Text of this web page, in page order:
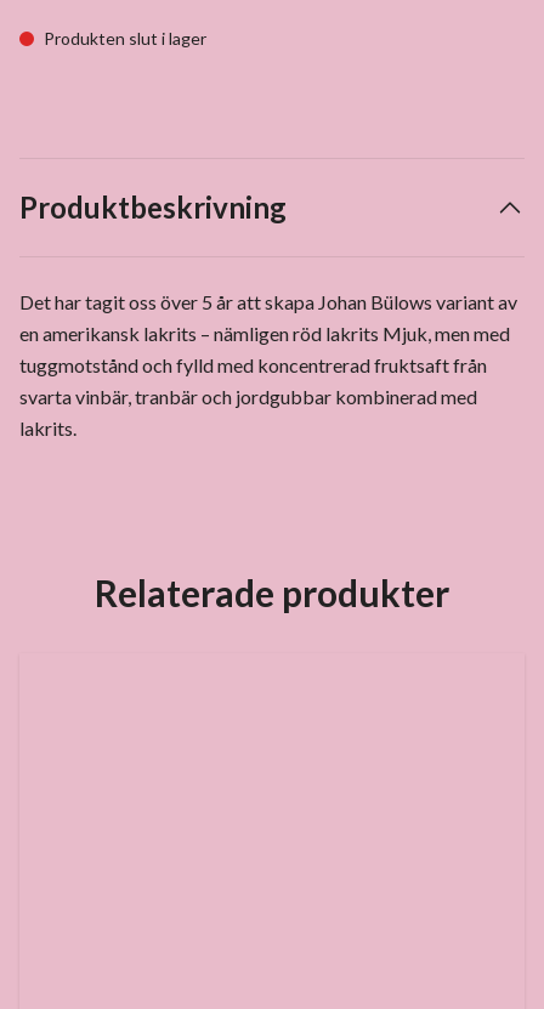
Produkten slut i lager
Produktbeskrivning
Det har tagit oss över 5 år att skapa Johan Bülows variant av
en amerikansk lakrits – nämligen röd lakrits Mjuk, men med
tuggmotstånd och fylld med koncentrerad fruktsaft från
svarta vinbär, tranbär och jordgubbar kombinerad med
lakrits.
Relaterade produkter